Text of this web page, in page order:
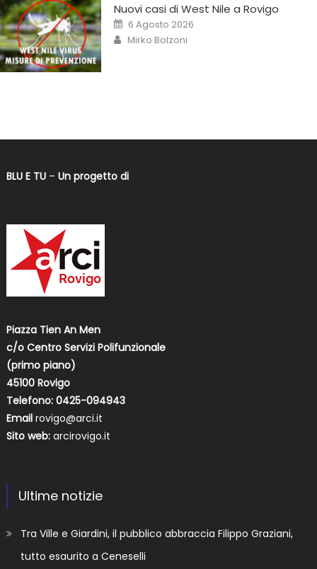
Nuovi casi di West Nile a Rovigo
6 Agosto 2026
Mirko Bolzoni
BLU E TU– Un progetto di
Piazza Tien An Men
c/o Centro Servizi Polifunzionale
(primo piano)
45100 Rovigo
Telefono: 0425-094943
Email rovigo@arci.it
Sito web: arcirovigo.it
Ultime notizie
Tra Ville e Giardini, il pubblico abbraccia Filippo Graziani,
tutto esaurito a Ceneselli